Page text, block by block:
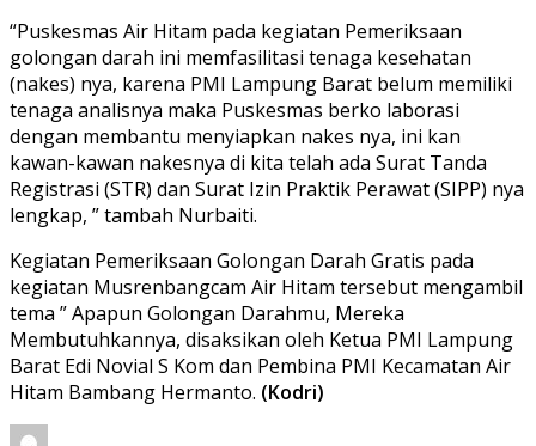
“Puskesmas Air Hitam pada kegiatan Pemeriksaan
golongan darah ini memfasilitasi tenaga kesehatan
(nakes) nya, karena PMI Lampung Barat belum memiliki
tenaga analisnya maka Puskesmas berko laborasi
dengan membantu menyiapkan nakes nya, ini kan
kawan-kawan nakesnya di kita telah ada Surat Tanda
Registrasi (STR) dan Surat Izin Praktik Perawat (SIPP) nya
lengkap, ” tambah Nurbaiti.
Kegiatan Pemeriksaan Golongan Darah Gratis pada
kegiatan Musrenbangcam Air Hitam tersebut mengambil
tema ” Apapun Golongan Darahmu, Mereka
Membutuhkannya, disaksikan oleh Ketua PMI Lampung
Barat Edi Novial S Kom dan Pembina PMI Kecamatan Air
Hitam Bambang Hermanto. (Kodri)